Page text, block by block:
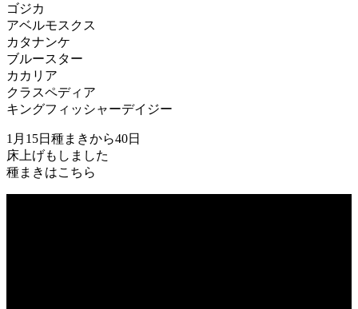
ゴジカ
アベルモスクス
カタナンケ
ブルースター
カカリア
クラスペディア
キングフィッシャーデイジー
1月15日種まきから40日
床上げもしました
種まきはこちら